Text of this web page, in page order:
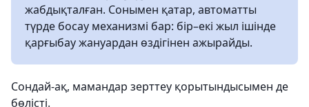
жабдықталған. Сонымен қатар, автоматты
түрде босау механизмі бар: бір–екі жыл ішінде
қарғыбау жануардан өздігінен ажырайды.
Сондай-ақ, мамандар зерттеу қорытындысымен де
бөлісті.